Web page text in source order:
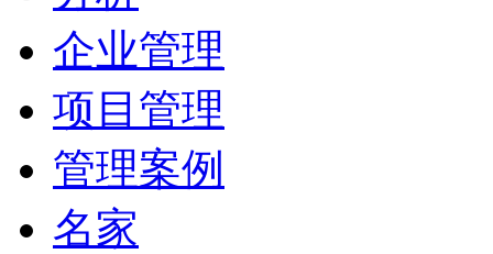
企业管理
项目管理
管理案例
名家